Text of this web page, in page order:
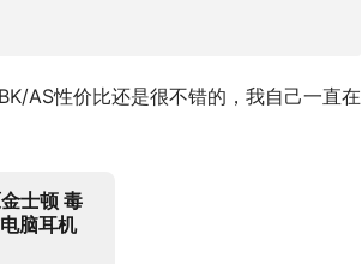
AS性价比还是很不错的，我自己一直在
士顿 毒
脑耳机